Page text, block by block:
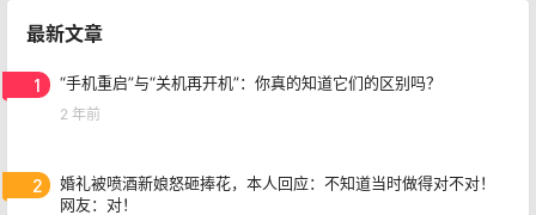
最新文章
1 “手机重启”与“关机再开机”：你真的知道它们的区别吗？
2 年前
2
婚礼被喷酒新娘怒砸捧花，本人回应：不知道当时做得对不对！
网友：对！